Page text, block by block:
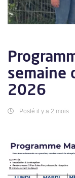
semaine
2026
Posté il y a 2 mois